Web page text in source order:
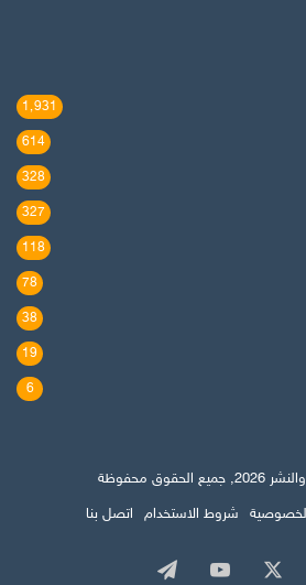
1٬931
614
328
327
118
78
38
19
6
محفوظة
شروط الاستخدام اتصل بنا
فيسبوك ‫YouTube